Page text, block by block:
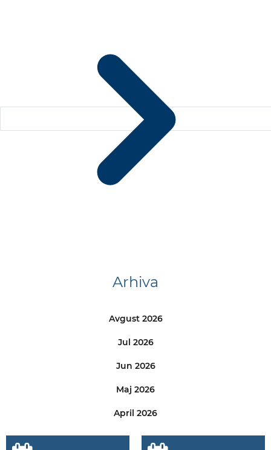
Arhiva
Avgust 2026
Jul 2026
Jun 2026
Maj 2026
April 2026